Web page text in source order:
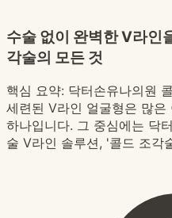
수술 없이 완벽한 V라인
각술의 모든 것
핵심 요약: 닥터손유나의원
세련된 V라인 얼굴형은 많
하나입니다. 그 중심에는 닥
술 V라인 솔루션, '콜드 조각